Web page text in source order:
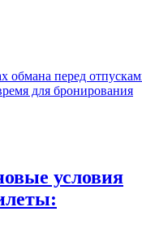
обмана перед
для бронирования
условия